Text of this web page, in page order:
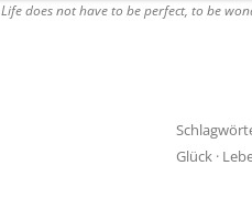
Life does not have to be perfect, to be
Glück·